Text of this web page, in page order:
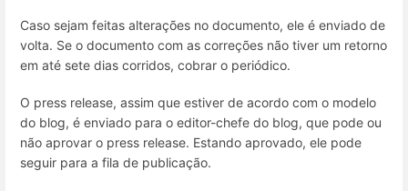
Caso sejam feitas alterações no documento, ele é enviado de
volta. Se o documento com as correções não tiver um retorno
em até sete dias corridos, cobrar o periódico.
O press release, assim que estiver de acordo com o modelo
do blog, é enviado para o editor-chefe do blog, que pode ou
não aprovar o press release. Estando aprovado, ele pode
seguir para a fila de publicação.